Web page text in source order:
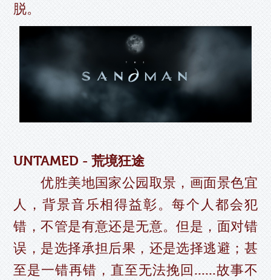
脱。
UNTAMED - 荒境狂途
优胜美地国家公园取景，画面景色宜
人，背景音乐相得益彰。每个人都会犯
错，不管是有意还是无意。但是，面对错
误，是选择承担后果，还是选择逃避；甚
至是一错再错，直至无法挽回......故事不